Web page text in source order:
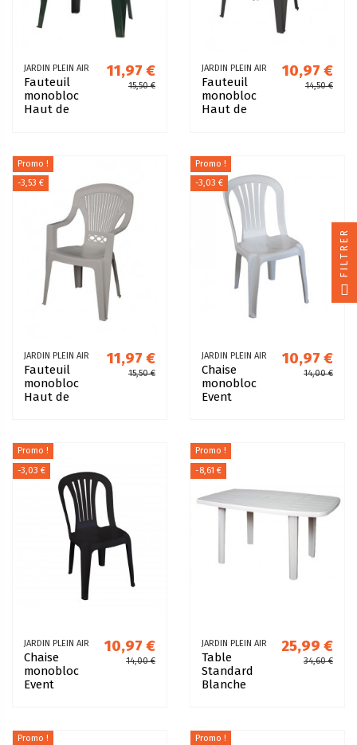
JARDIN PLEIN AIR
Fauteuil
monobloc
Haut de
11,97 €
15,50 €
JARDIN PLEIN AIR
Fauteuil
monobloc
Haut de
10,97 €
14,50 €
Promo !
-3,53 €
JARDIN PLEIN AIR
Fauteuil
monobloc
Haut de
11,97 €
15,50 €
Promo !
-3,03 €
JARDIN PLEIN AIR
Chaise
monobloc
Event
10,97 €
14,00 €
Promo !
-3,03 €
JARDIN PLEIN AIR
Chaise
monobloc
Event
10,97 €
14,00 €
Promo !
-8,61 €
JARDIN PLEIN AIR
Table
Standard
Blanche
25,99 €
34,60 €
Promo !
Promo !
FILTRER